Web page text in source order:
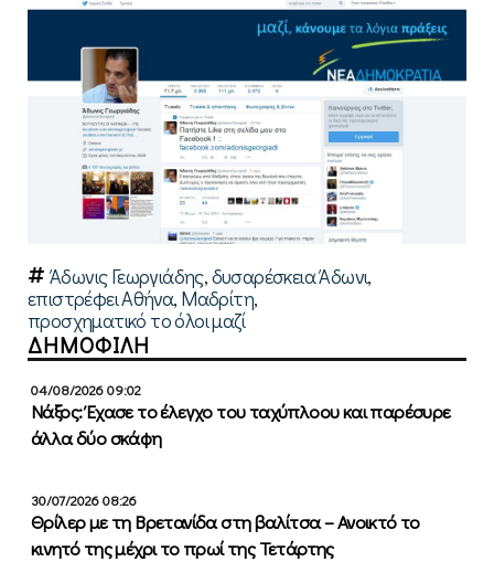
Άδωνις Γεωργιάδης,δυσαρέσκεια Άδωνι,
επιστρέφει Αθήνα, Μαδρίτη,
προσχηματικό το όλοι μαζί
ΔΗΜΟΦΙΛΗ
04/08/2026 09:02
Νάξος: Έχασε το έλεγχο του ταχύπλοου και παρέσυρε
άλλα δύο σκάφη
30/07/2026 08:26
Θρίλερ με τη Βρετανίδα στη βαλίτσα – Ανοικτό το
κινητό της μέχρι το πρωί της Τετάρτης